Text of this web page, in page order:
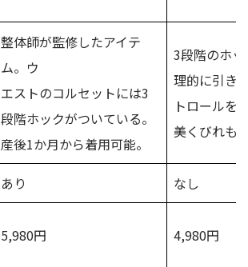
整体師が監修したアイテ
ム。ウ
エストのコルセットには3
段階ホックがついている。
産後1か月から着用可能。
3段階のホ
理的に引き
トロールを
美くびれも
あり なし
5,980円 4,980円